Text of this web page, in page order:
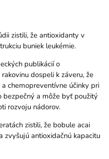
zistili, že antioxidanty v
buniek leukémie.
publikácií o
dospeli k záveru, že
chemopreventívne účinky pri
bezpečný a môže byť použitý
rozvoju nádorov.
zistili, že bobule acai
zvyšujú antioxidačnú kapacitu